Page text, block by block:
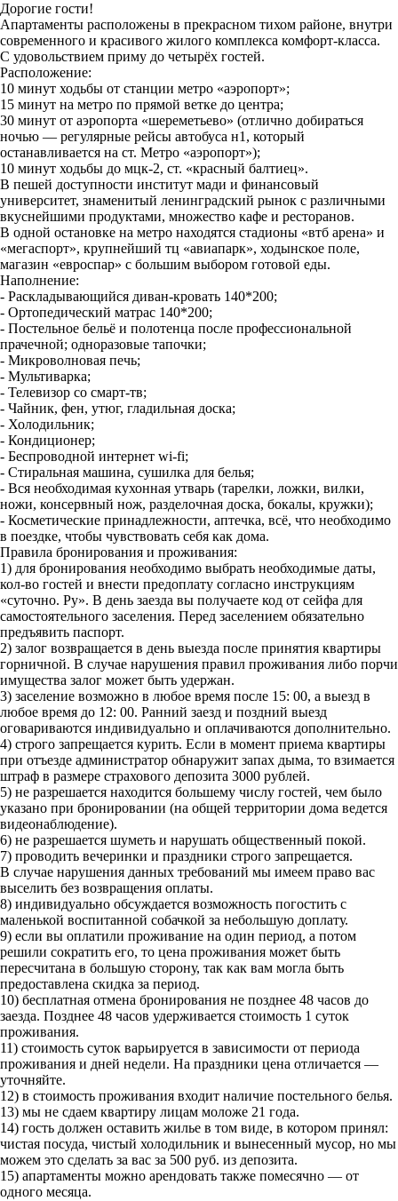
Дорогие гости!
Апартаменты расположены в прекрасном тихом районе, внутри
современного и красивого жилого комплекса комфорт-класса.
С удовольствием приму до четырёх гостей.
Расположение:
10 минут ходьбы от станции метро «аэропорт»;
15 минут на метро по прямой ветке до центра;
30 минут от аэропорта «шереметьево» (отлично добираться
ночью — регулярные рейсы автобуса н1, который
останавливается на ст. Метро «аэропорт»);
10 минут ходьбы до мцк-2, ст. «красный балтиец».
В пешей доступности институт мади и финансовый
университет, знаменитый ленинградский рынок с различными
вкуснейшими продуктами, множество кафе и ресторанов.
В одной остановке на метро находятся стадионы «втб арена» и
«мегаспорт», крупнейший тц «авиапарк», ходынское поле,
магазин «евроспар» с большим выбором готовой еды.
Наполнение:
- Раскладывающийся диван-кровать 140*200;
- Ортопедический матрас 140*200;
- Постельное бельё и полотенца после профессиональной
прачечной; одноразовые тапочки;
- Микроволновая печь;
- Мультиварка;
- Телевизор со смарт-тв;
- Чайник, фен, утюг, гладильная доска;
- Холодильник;
- Кондиционер;
- Беспроводной интернет wi-fi;
- Стиральная машина, сушилка для белья;
- Вся необходимая кухонная утварь (тарелки, ложки, вилки,
ножи, консервный нож, разделочная доска, бокалы, кружки);
- Косметические принадлежности, аптечка, всё, что необходимо
в поездке, чтобы чувствовать себя как дома.
Правила бронирования и проживания:
1) для бронирования необходимо выбрать необходимые даты,
кол-во гостей и внести предоплату согласно инструкциям
«суточно. Ру». В день заезда вы получаете код от сейфа для
самостоятельного заселения. Перед заселением обязательно
предъявить паспорт.
2) залог возвращается в день выезда после принятия квартиры
горничной. В случае нарушения правил проживания либо порчи
имущества залог может быть удержан.
3) заселение возможно в любое время после 15: 00, а выезд в
любое время до 12: 00. Ранний заезд и поздний выезд
оговариваются индивидуально и оплачиваются дополнительно.
4) строго запрещается курить. Если в момент приема квартиры
при отъезде администратор обнаружит запах дыма, то взимается
штраф в размере страхового депозита 3000 рублей.
5) не разрешается находится большему числу гостей, чем было
указано при бронировании (на общей территории дома ведется
видеонаблюдение).
6) не разрешается шуметь и нарушать общественный покой.
7) проводить вечеринки и праздники строго запрещается.
В случае нарушения данных требований мы имеем право вас
выселить без возвращения оплаты.
8) индивидуально обсуждается возможность погостить с
маленькой воспитанной собачкой за небольшую доплату.
9) если вы оплатили проживание на один период, а потом
решили сократить его, то цена проживания может быть
пересчитана в большую сторону, так как вам могла быть
предоставлена скидка за период.
10) бесплатная отмена бронирования не позднее 48 часов до
заезда. Позднее 48 часов удерживается стоимость 1 суток
проживания.
11) стоимость суток варьируется в зависимости от периода
проживания и дней недели. На праздники цена отличается —
уточняйте.
12) в стоимость проживания входит наличие постельного белья.
13) мы не сдаем квартиру лицам моложе 21 года.
14) гость должен оставить жилье в том виде, в котором принял:
чистая посуда, чистый холодильник и вынесенный мусор, но мы
можем это сделать за вас за 500 руб. из депозита.
15) апартаменты можно арендовать также помесячно — от
одного месяца.